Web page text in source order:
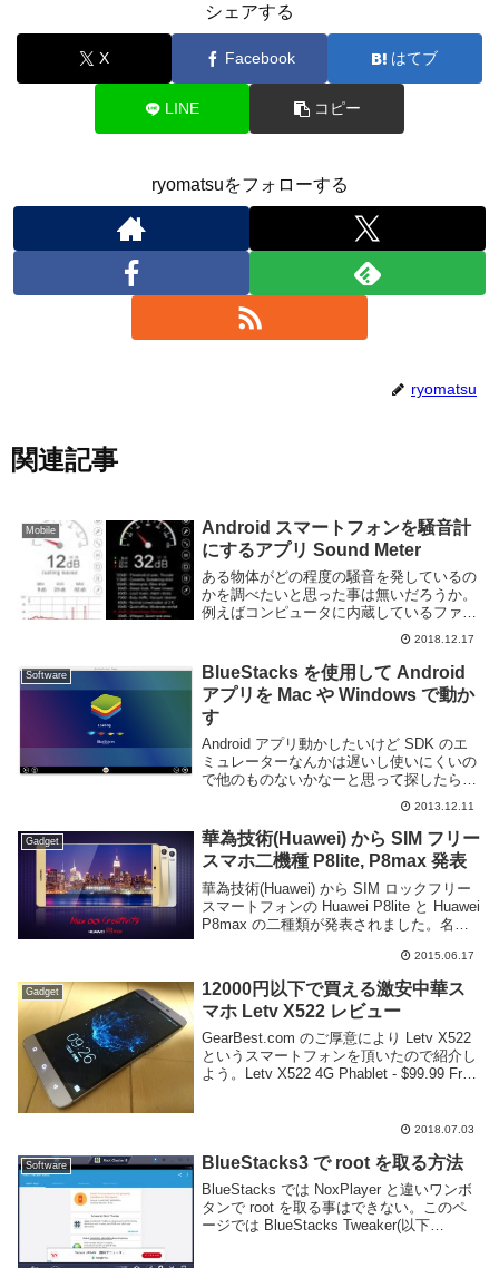
シェアする
X Facebook はてブ
LINE コピー
ryomatsuをフォローする
ryomatsu
関連記事
Mobile
Android スマートフォンを騒音計
にするアプリ Sound Meter
ある物体がどの程度の騒音を発しているの
かを調べたいと思った事は無いだろうか。
例えばコンピュータに内蔵しているファン
や近所の車・バイクの音など騒音となるも
のは沢山ある。一体どの程度の音量を発し
ているのか気になる事がある。騒音がどの
程度の音量な...
2018.12.17
Software
BlueStacks を使用して Android
アプリを Mac や Windows で動か
す
Android アプリ動かしたいけど SDK のエ
ミュレーターなんかは遅いし使いにくいの
で他のものないかなーと思って探したらや
っぱりあったのでメモ。BlueStacks とい
う Android アプリを Mac や Windows 上で
動か...
2013.12.11
Gadget
華為技術(Huawei) から SIM フリー
スマホ二機種 P8lite, P8max 発表
華為技術(Huawei) から SIM ロックフリー
スマートフォンの Huawei P8lite と Huawei
P8max の二種類が発表されました。名前
ジモデル、P8max はハイスペック...2015.06.17
Gadget
12000円以下で買える激安中華ス
マホ Letv X522 レビュー
GearBest.com のご厚意により Letv X522
というスマートフォンを頂いたので紹介し
よう。Letv X522 4G Phablet - $99.99 Free
2018.07.03
Software BlueStacks3 で root を取る方法
BlueStacks では NoxPlayer と違いワンボ
タンで root を取る事はできない。このペ
ージでは BlueStacks Tweaker(以下